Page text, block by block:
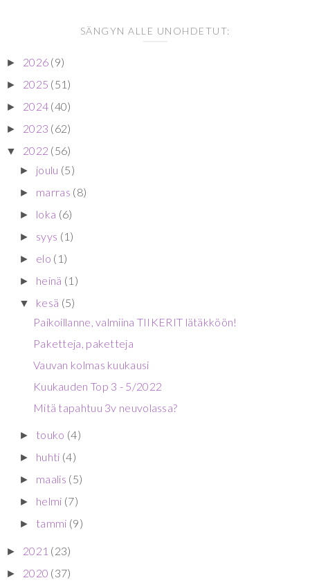
SÄNGYN ALLE UNOHDETUT:
► 2026 (9)
► 2025 (51)
► 2024 (40)
► 2023 (62)
▼ 2022 (56)
► joulu (5)
► marras (8)
► loka (6)
► syys (1)
► elo (1)
► heinä (1)
▼ kesä (5)
Paikoillanne, valmiina TIIKERIT lätäkköön!
Paketteja, paketteja
Vauvan kolmas kuukausi
Kuukauden Top 3 - 5/2022
Mitä tapahtuu 3v neuvolassa?
► touko (4)
► huhti (4)
► maalis (5)
► helmi (7)
► tammi (9)
► 2021 (23)
► 2020 (37)